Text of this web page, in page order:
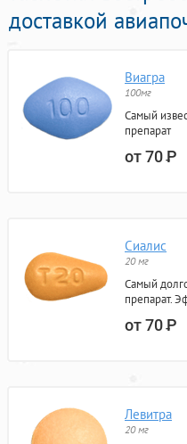
доставкой
Виагра
100мг
Самый
препарат
от 70Р
Сиалис
20 мг
Самый
препарат.
от 70Р
Левитра
20 мг